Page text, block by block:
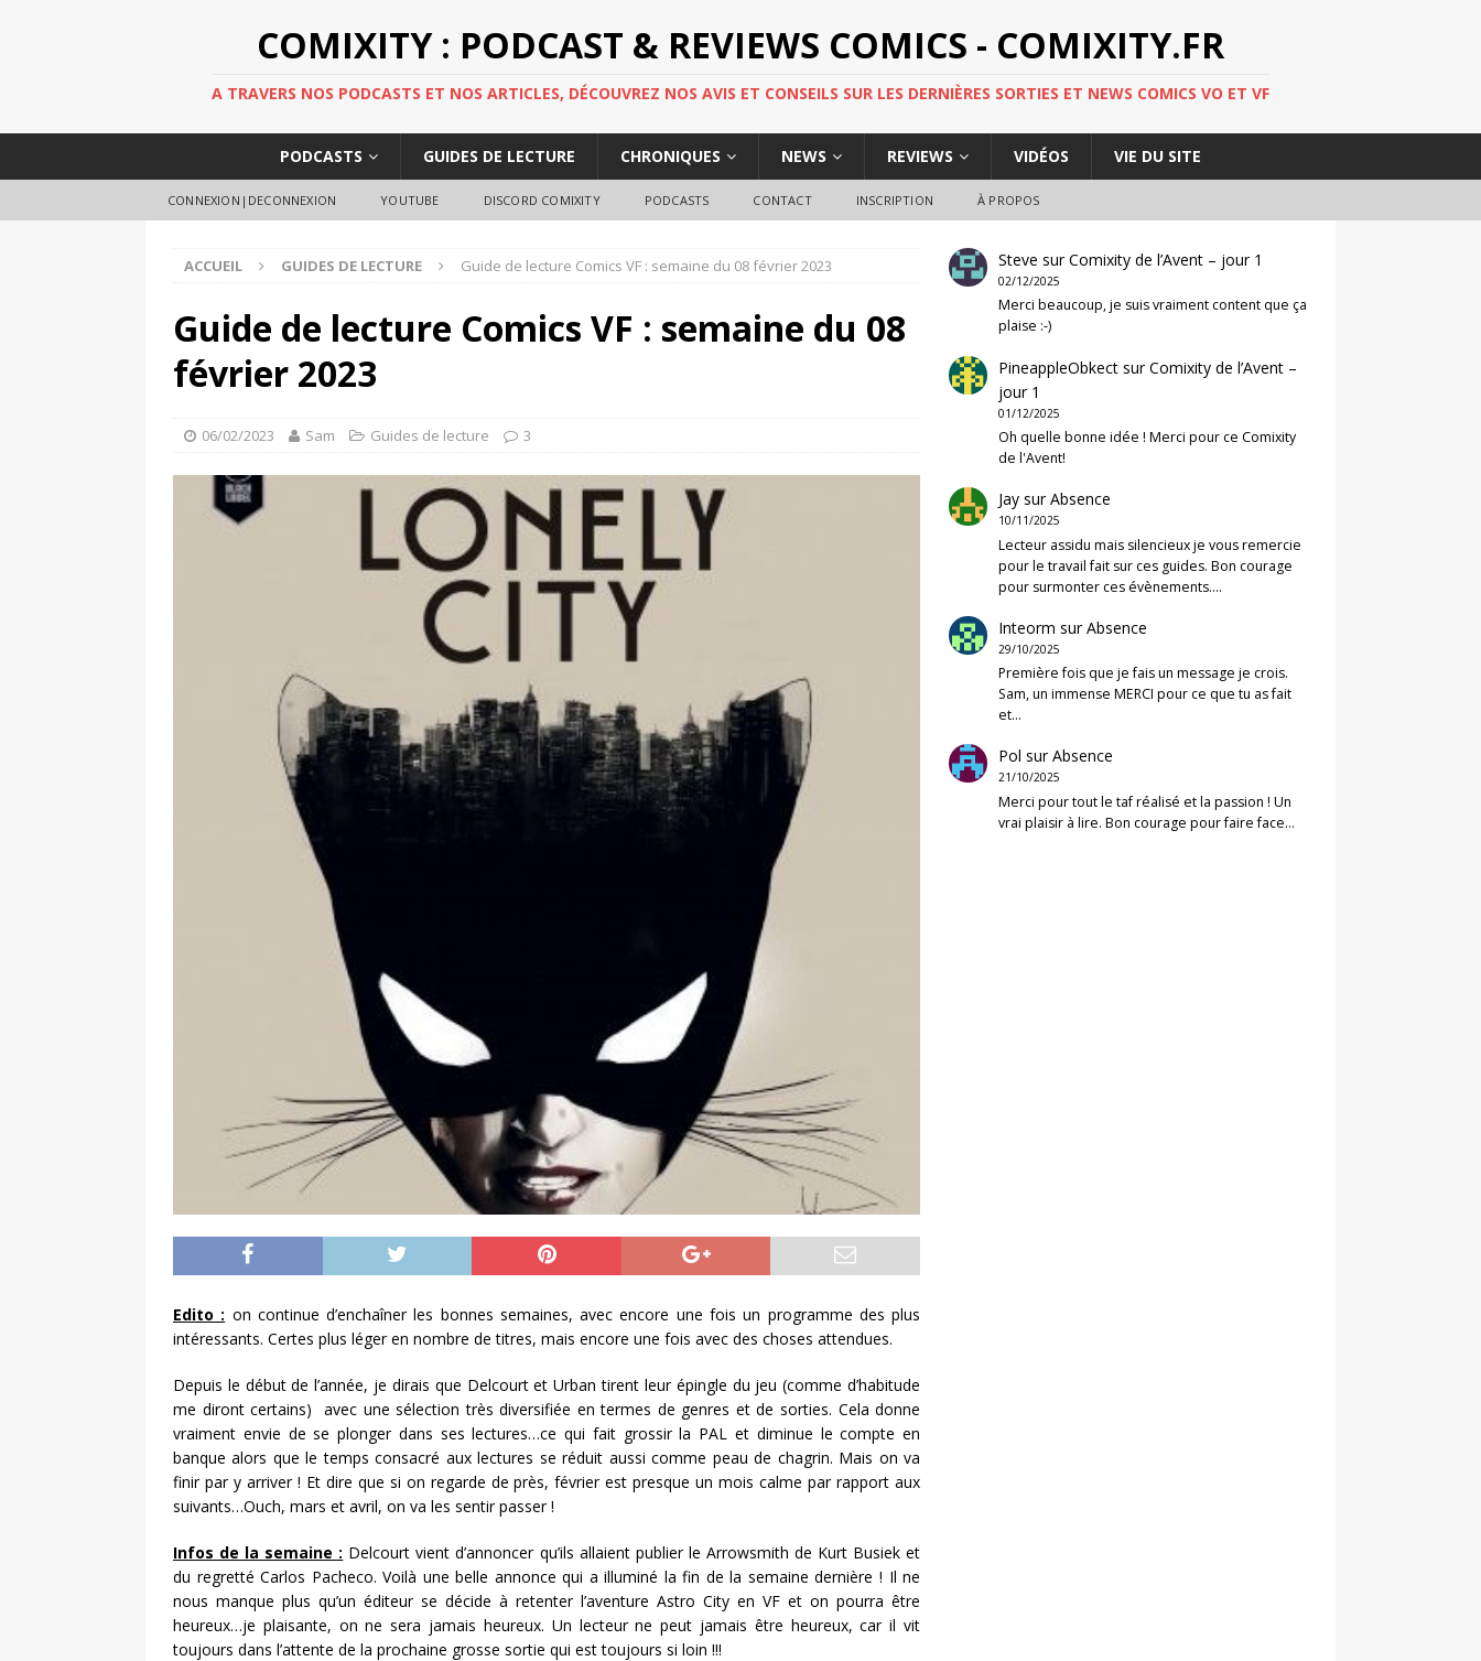
COMIXITY : PODCAST & REVIEWS COMICS - COMIXITY.FR
A TRAVERS NOS PODCASTS ET NOS ARTICLES, DÉCOUVREZ NOS AVIS ET CONSEILS SUR LES DERNIÈRES SORTIES ET NEWS COMICS VO ET VF
PODCASTS GUIDES DE LECTURE CHRONIQUES NEWS REVIEWS VIDÉOS VIE DU SITE
CONNEXION|DECONNEXION YOUTUBE DISCORD COMIXITY PODCASTS CONTACT INSCRIPTION À PROPOS
ACCUEIL GUIDES DE LECTURE Guide de lecture Comics VF : semaine du 08 février 2023
Guide de lecture Comics VF : semaine du 08
février 2023
06/02/2023 Sam Guides de lecture 3
Edito : on continue d’enchaîner les bonnes semaines, avec encore une fois un programme des plus
intéressants. Certes plus léger en nombre de titres, mais encore une fois avec des choses attendues.
Depuis le début de l’année, je dirais que Delcourt et Urban tirent leur épingle du jeu (comme d’habitude
me diront certains) avec une sélection très diversifiée en termes de genres et de sorties. Cela donne
vraiment envie de se plonger dans ses lectures…ce qui fait grossir la PAL et diminue le compte en
banque alors que le temps consacré aux lectures se réduit aussi comme peau de chagrin. Mais on va
finir par y arriver ! Et dire que si on regarde de près, février est presque un mois calme par rapport aux
suivants…Ouch, mars et avril, on va les sentir passer !
Infos de la semaine : Delcourt vient d’annoncer qu’ils allaient publier le Arrowsmith de Kurt Busiek et
du regretté Carlos Pacheco. Voilà une belle annonce qui a illuminé la fin de la semaine dernière ! Il ne
nous manque plus qu’un éditeur se décide à retenter l’aventure Astro City en VF et on pourra être
heureux…je plaisante, on ne sera jamais heureux. Un lecteur ne peut jamais être heureux, car il vit
toujours dans l’attente de la prochaine grosse sortie qui est toujours si loin !!!
Steve surComixity de l’Avent – jour 1
02/12/2025
Merci beaucoup, je suis vraiment content que ça
plaise :-)
PineappleObkect surComixity de l’Avent –
jour 1
01/12/2025
Oh quelle bonne idée ! Merci pour ce Comixity
de l'Avent!
Jay surAbsence
10/11/2025
Lecteur assidu mais silencieux je vous remercie
pour le travail fait sur ces guides. Bon courage
pour surmonter ces évènements.…
Inteorm surAbsence
29/10/2025
Première fois que je fais un message je crois.
Sam, un immense MERCI pour ce que tu as fait
et…
Pol surAbsence
21/10/2025
Merci pour tout le taf réalisé et la passion ! Un
vrai plaisir à lire. Bon courage pour faire face…